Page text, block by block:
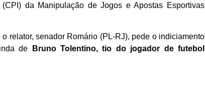
da Manipulação de Jogos e Apostas Esportivas
relator, senador Romário (PL-RJ), pede o indiciamento
de Bruno Tolentino, tio do jogador de futebol